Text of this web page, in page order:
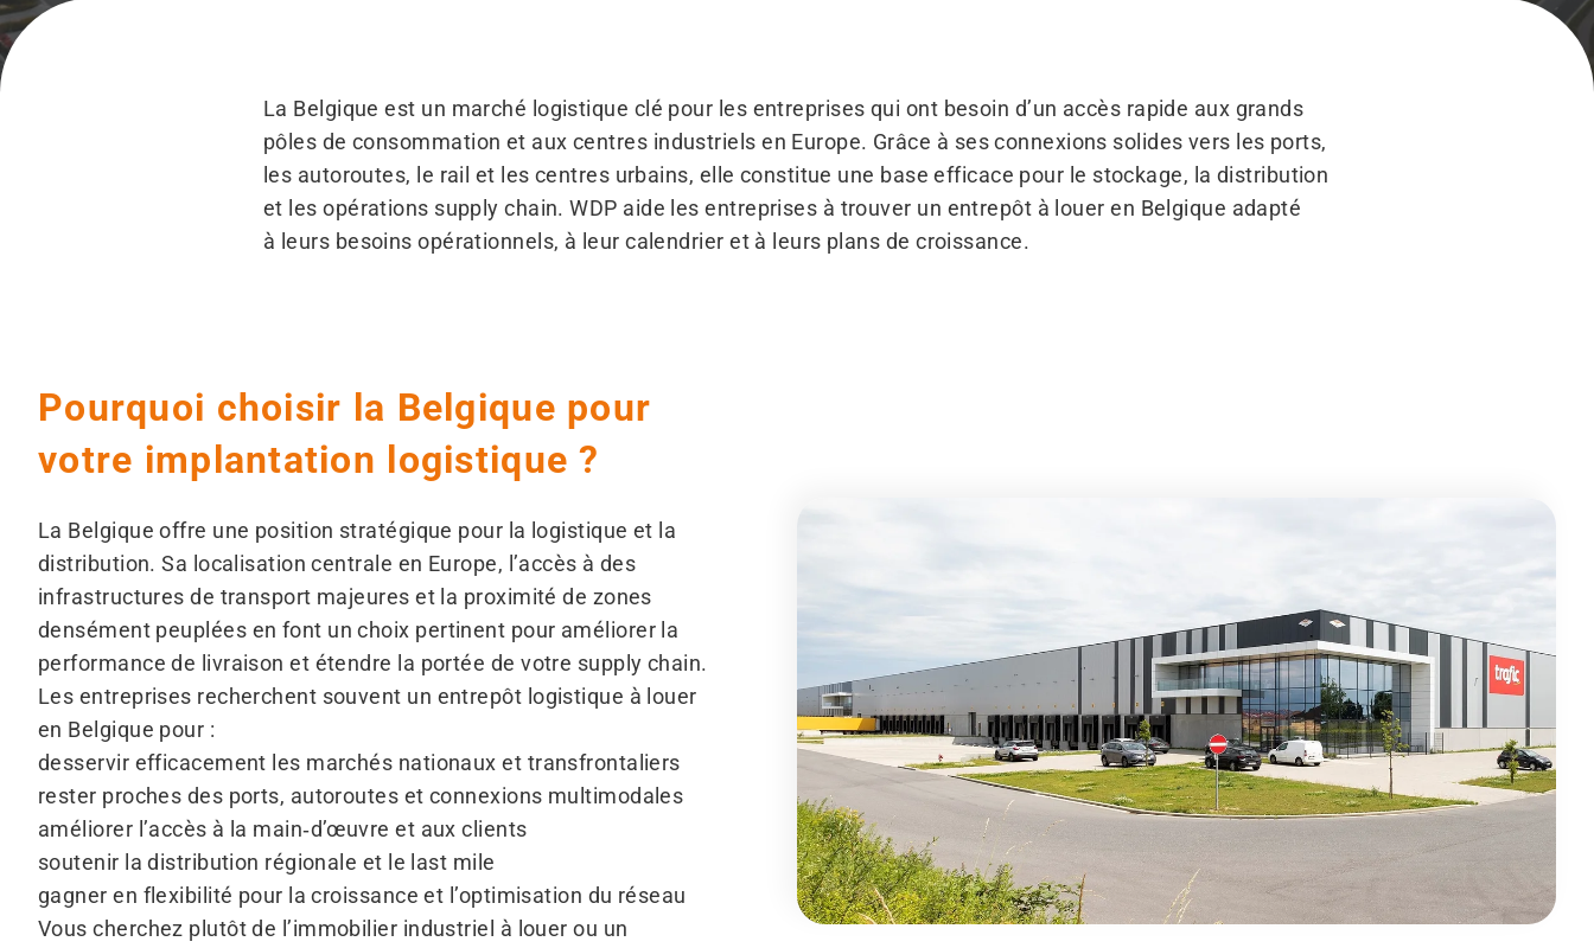
La Belgique est un marché logistique clé pour les entreprises qui ont besoin d’un accès rapide aux grands
pôles de consommation et aux centres industriels en Europe. Grâce à ses connexions solides vers les ports,
les autoroutes, le rail et les centres urbains, elle constitue une base efficace pour le stockage, la distribution
et les opérations supply chain. WDP aide les entreprises à trouver un entrepôt à louer en Belgique adapté
à leurs besoins opérationnels, à leur calendrier et à leurs plans de croissance.
Pourquoi choisir la Belgique pour
votre implantation logistique ?
La Belgique offre une position stratégique pour la logistique et la
distribution. Sa localisation centrale en Europe, l’accès à des
infrastructures de transport majeures et la proximité de zones
densément peuplées en font un choix pertinent pour améliorer la
performance de livraison et étendre la portée de votre supply chain.
Les entreprises recherchent souvent un entrepôt logistique à louer
en Belgique pour :
desservir efficacement les marchés nationaux et transfrontaliers
rester proches des ports, autoroutes et connexions multimodales
améliorer l’accès à la main‑d’œuvre et aux clients
soutenir la distribution régionale et le last mile
gagner en flexibilité pour la croissance et l’optimisation du réseau
Vous cherchez plutôt de l’immobilier industriel à louer ou un